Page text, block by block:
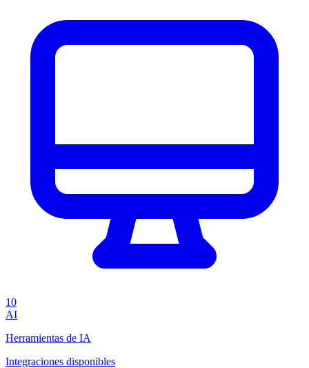
10
AI
Herramientas de IA
Integraciones disponibles